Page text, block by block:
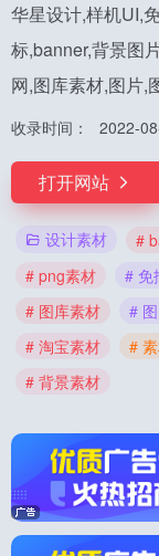
华星设计,样机UI,
标,banner,背景图
网,图库素材,图片,
收录时间： 2022-
打开网站
设计素材 #
# png素材
# 免
# 图库素材
#
# 淘宝素材
#
# 背景素材